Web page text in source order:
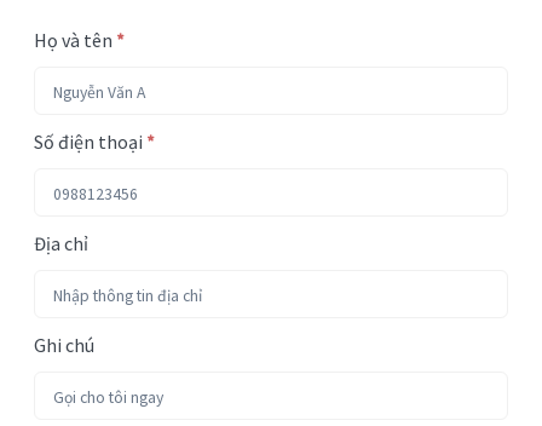
Họ và tên *
Số điện thoại *
Địa chỉ
Ghi chú